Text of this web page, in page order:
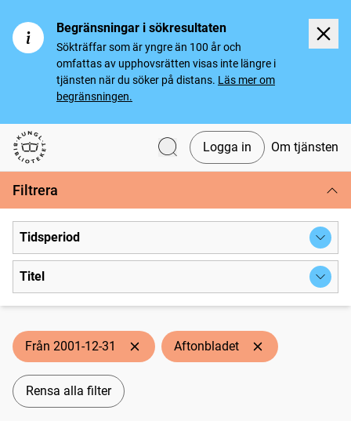
Begränsningar i sökresultaten
Sökträffar som är yngre än 100 år och
omfattas av upphovsrätten visas inte längre i
tjänsten när du söker på distans. Läs mer om
begränsningen.
Svenska tidningar
Logga in Om tjänsten
Filtrera
Tidsperiod
Titel
Från 2001-12-31 Aftonbladet
Rensa alla filter